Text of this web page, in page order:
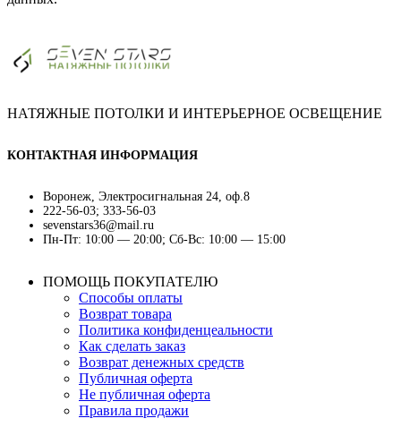
НАТЯЖНЫЕ ПОТОЛКИ И ИНТЕРЬЕРНОЕ ОСВЕЩЕНИЕ
КОНТАКТНАЯ ИНФОРМАЦИЯ
Воронеж, Электросигнальная 24, оф.8
222-56-03; 333-56-03
sevenstars36@mail.ru
Пн-Пт: 10:00 — 20:00; Сб-Вс: 10:00 — 15:00
ПОМОЩЬ ПОКУПАТЕЛЮ
Способы оплаты
Возврат товара
Политика конфиденцеальности
Как сделать заказ
Возврат денежных средств
Публичная оферта
Не публичная оферта
Правила продажи